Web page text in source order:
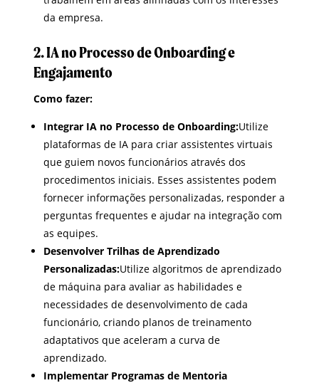
da empresa.
2. IA no Processo de Onboarding e
Engajamento
Como fazer:
Integrar IA no Processo de Onboarding:Utilize
plataformas de IA para criar assistentes virtuais
que guiem novos funcionários através dos
procedimentos iniciais. Esses assistentes podem
fornecer informações personalizadas, responder a
perguntas frequentes e ajudar na integração com
as equipes.
Desenvolver Trilhas de Aprendizado
Personalizadas:Utilize algoritmos de aprendizado
de máquina para avaliar as habilidades e
necessidades de desenvolvimento de cada
funcionário, criando planos de treinamento
adaptativos que aceleram a curva de
aprendizado.
Implementar Programas de Mentoria